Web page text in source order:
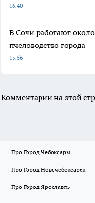
16:40
В Сочи работают
пчеловодство города
13:56
Комментарии на этой
Про Город Чебоксары
Про Город Новочебоксарск
Про Город Ярославль